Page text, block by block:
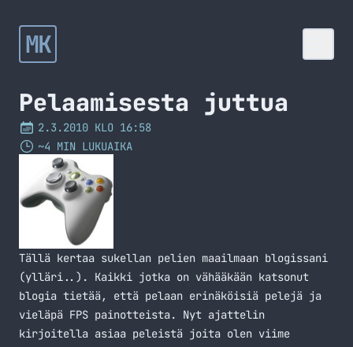
MK
Pelaamisesta juttua
2.3.2010 KLO 16:58
~4 MIN LUKUAIKA
Tällä kertaa sukellan pelien maailmaan blogissani
(ylläri..). Kaikki jotka on vähääkään katsonut
blogia tietää, että pelaan erinäköisiä pelejä ja
vieläpä FPS painotteista. Nyt ajattelin
kirjoitella asiaa peleistä joita olen viime